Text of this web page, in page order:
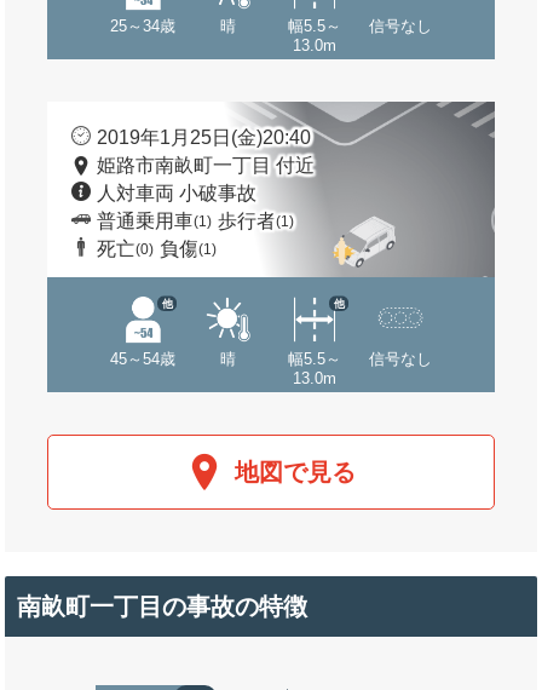
25～34歳 晴
幅5.5～
13.0m
信号なし
2019年1月25日(金)20:40
姫路市南畝町一丁目 付近
人対車両 小破事故
普通乗用車(1) 歩行者(1)
死亡(0) 負傷(1)
45～54歳
他
晴
幅5.5～
13.0m
他
信号なし
地図で見る
南畝町一丁目の事故の特徴